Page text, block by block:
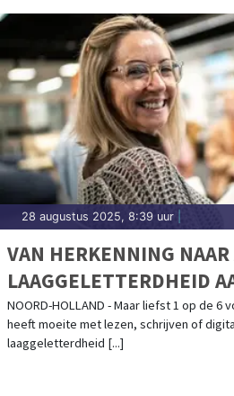
28 augustus 2025, 8:39 uur
VAN HERKENNING
LAAGGELETTERDHEID
KOP VAN NOORD-
NOORD-HOLLAND - Maar liefst 1 op de 6
heeft moeite met lezen, schrijven of
laaggeletterdheid [...]